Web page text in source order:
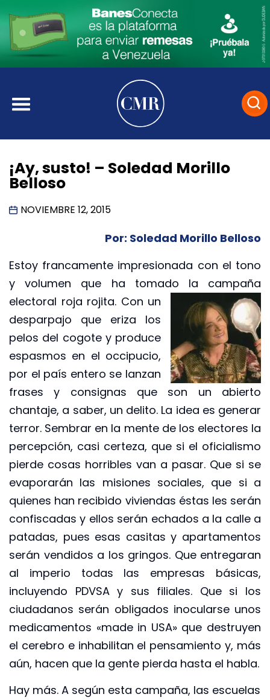
¡Ay, susto! – Soledad Morillo
Belloso
NOVIEMBRE 12, 2015
Por: Soledad Morillo Belloso
Estoy francamente impresionada con el tono
y volumen que ha tomado la campaña
electoral roja rojita. Con un
desparpajo que eriza los
pelos del cogote y produce
espasmos en el occipucio,
por el país entero se lanzan
frases y consignas que son un abierto
chantaje, a saber, un delito. La idea es generar
terror. Sembrar en la mente de los electores la
percepción, casi certeza, que si el oficialismo
pierde cosas horribles van a pasar. Que si se
evaporarán las misiones sociales, que si a
quienes han recibido viviendas éstas les serán
confiscadas y ellos serán echados a la calle a
patadas, pues esas casitas y apartamentos
serán vendidos a los gringos. Que entregaran
al imperio todas las empresas básicas,
incluyendo PDVSA y sus filiales. Que si los
ciudadanos serán obligados inocularse unos
medicamentos «made in USA» que destruyen
el cerebro e inhabilitan el pensamiento y, más
aún, hacen que la gente pierda hasta el habla.
Hay más. A según esta campaña, las escuelas